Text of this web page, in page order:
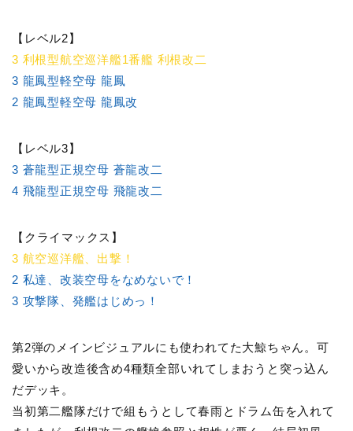
【レベル2】
3 利根型航空巡洋艦1番艦 利根改二
3 龍鳳型軽空母 龍鳳
2 龍鳳型軽空母 龍鳳改
【レベル3】
3 蒼龍型正規空母 蒼龍改二
4 飛龍型正規空母 飛龍改二
【クライマックス】
3 航空巡洋艦、出撃！
2 私達、改装空母をなめないで！
3 攻撃隊、発艦はじめっ！
第2弾のメインビジュアルにも使われてた大鯨ちゃん。可
愛いから改造後含め4種類全部いれてしまおうと突っ込ん
だデッキ。
当初第二艦隊だけで組もうとして春雨とドラム缶を入れて